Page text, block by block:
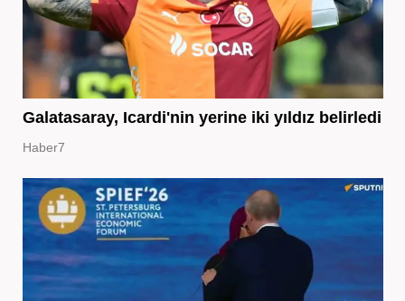
Galatasaray, Icardi'nin yerine iki yıldız belirledi
Haber7